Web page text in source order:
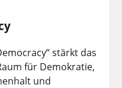
stärkt das
für Demokratie,
und